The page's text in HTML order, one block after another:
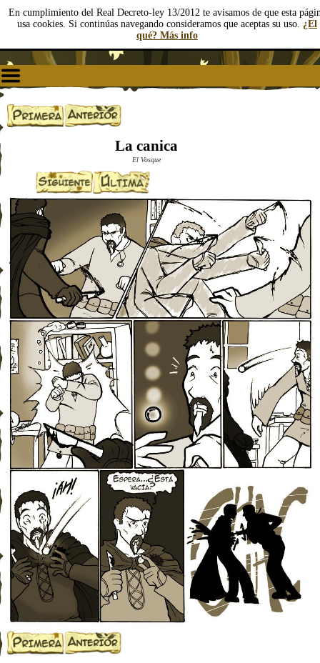
En cumplimiento del Real Decreto-ley 13/2012 te avisamos de que esta
usa cookies. Si continúas navegando consideramos que aceptas su uso. ¿El
qué? Más info
La canica
El Vosque